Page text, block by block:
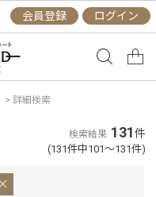
会員登録 ログイン
> 詳細検索
検索結果 131件
(131件中101～131件)